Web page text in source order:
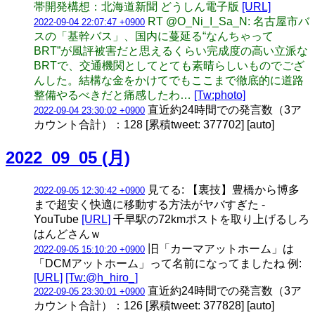
帯開発構想：北海道新聞 どうしん電子版 [URL]
2022-09-04 22:07:47 +0900 RT @O_Ni_I_Sa_N: 名古屋市バ
スの「基幹バス」、国内に蔓延る“なんちゃって
BRT”が風評被害だと思えるくらい完成度の高い立派な
BRTで、交通機関としてとても素晴らしいものでござ
んした。結構な金をかけてでもここまで徹底的に道路
整備やるべきだと痛感したわ… [Tw:photo]
2022-09-04 23:30:02 +0900 直近約24時間での発言数（3ア
カウント合計）：128 [累積tweet: 377702] [auto]
2022_09_05 (月)
2022-09-05 12:30:42 +0900 見てる: 【裏技】豊橋から博多
まで超安く快適に移動する方法がヤバすぎた -
YouTube [URL] 千早駅の72kmポストを取り上げるしろ
はんどさんｗ
2022-09-05 15:10:20 +0900 旧「カーマアットホーム」は
「DCMアットホーム」って名前になってましたね 例:
[URL] [Tw:@h_hiro_]
2022-09-05 23:30:01 +0900 直近約24時間での発言数（3ア
カウント合計）：126 [累積tweet: 377828] [auto]